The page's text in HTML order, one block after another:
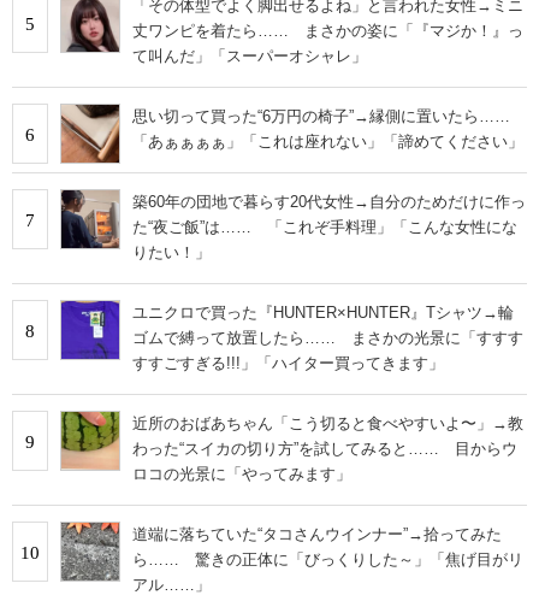
5
「その体型でよく脚出せるよね」と言われた女性→ミニ
丈ワンピを着たら…… まさかの姿に「『マジか！』っ
て叫んだ」「スーパーオシャレ」
6
思い切って買った“6万円の椅子”→縁側に置いたら……
「あぁぁぁぁ」「これは座れない」「諦めてください」
7
築60年の団地で暮らす20代女性→自分のためだけに作っ
た“夜ご飯”は…… 「これぞ手料理」「こんな女性にな
りたい！」
8
ユニクロで買った『HUNTER×HUNTER』Tシャツ→輪
ゴムで縛って放置したら…… まさかの光景に「すすす
すすごすぎる!!!」「ハイター買ってきます」
9
近所のおばあちゃん「こう切ると食べやすいよ〜」→教
わった“スイカの切り方”を試してみると…… 目からウ
ロコの光景に「やってみます」
10
道端に落ちていた“タコさんウインナー”→拾ってみた
ら…… 驚きの正体に「びっくりした～」「焦げ目がリ
アル……」